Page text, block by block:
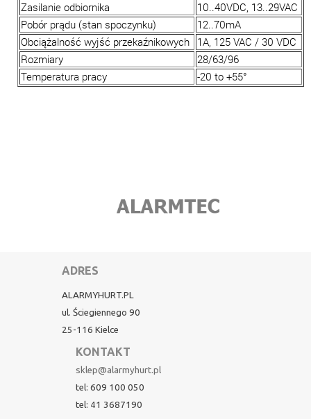
Zasilanie odbiornika
10..40VDC, 13..29VAC
Pobór prądu (stan spoczynku)
12..70mA
Obciążalność wyjść przekaźnikowych
1A, 125 VAC / 30 VDC
Rozmiary
28/63/96
Temperatura pracy
-20 to +55°
ADRES
ALARMYHURT.PL
ul. Ściegiennego 90
25-116 Kielce
KONTAKT
sklep@alarmyhurt.pl
tel: 609 100 050
tel: 41 3687190